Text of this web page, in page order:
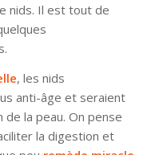
nids. Il est tout de
, les nids
anti-âge et seraient
la peau. On pense
la digestion et